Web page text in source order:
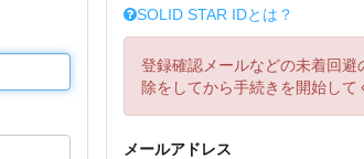
SOLID STAR IDとは？
登録確認メールなどの未着回
除をしてから手続きを開始して
メールアドレス